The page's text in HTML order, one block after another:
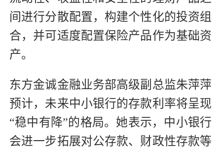
间进行分散配置，构建个性化的投资组
合，并可适度配置保险产品作为基础资
产。
东方金诚金融业务部高级副总监朱萍萍
预计，未来中小银行的存款利率将呈现
“稳中有降”的格局。她表示，中小银行
会进一步拓展对公存款、财政性存款等